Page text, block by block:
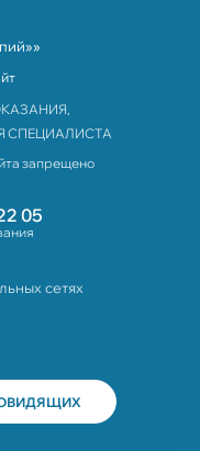
СПЕЦИАЛИСТА
запрещено
05
сетях